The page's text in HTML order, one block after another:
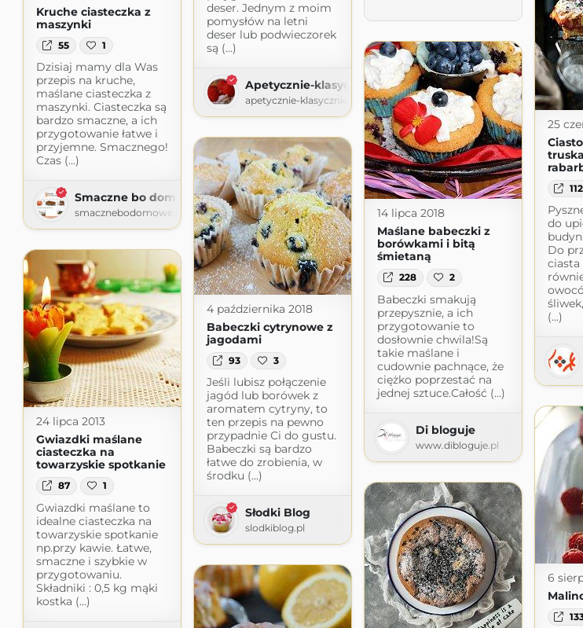
deser. Jednym z moim
pomysłów na letni
deser lub podwieczorek
są (...)
Apetycznie-klasycznie
apetycznie-klasycznie.pl
Kruche ciasteczka z
maszynki
55 1
Dzisiaj mamy dla Was
przepis na kruche,
maślane ciasteczka z
maszynki. Ciasteczka są
bardzo smaczne, a ich
przygotowanie łatwe i
przyjemne. Smacznego!
Czas (...)
Smaczne bo domowe
smacznebodomowe.pl
25
112
do
Do
ciasta
(...)
14 lipca 2018
Maślane babeczki z
borówkami i bitą
śmietaną
228 2
Babeczki smakują
przepysznie, a ich
przygotowanie to
dosłownie chwila!Są
takie maślane i
cudownie pachnące, że
ciężko poprzestać na
jednej sztuce.Całość (...)
Di bloguje
www.dibloguje.pl
4 października 2018
Babeczki cytrynowe z
jagodami
93 3
Jeśli lubisz połączenie
jagód lub borówek z
aromatem cytryny, to
ten przepis na pewno
przypadnie Ci do gustu.
Babeczki są bardzo
łatwe do zrobienia, w
środku (...)
Słodki Blog
slodkiblog.pl
24 lipca 2013
Gwiazdki maślane
ciasteczka na
towarzyskie spotkanie
87 1
Gwiazdki maślane to
idealne ciasteczka na
towarzyskie spotkanie
np.przy kawie. Łatwe,
smaczne i szybkie w
przygotowaniu.
Składniki : 0,5 kg mąki
kostka (...)
6